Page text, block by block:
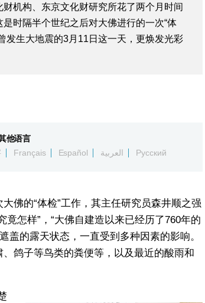
机构、东京文化财研究所花了两个月时间
时隔半个世纪之后对大佛进行的一次“体
发生大地震的3月11日这一天，更焕发光彩
他语言
Français Español العربية Русский
佛的“体检”工作，其主任研究员森井顺之强
怎样”，“大佛自建造以来已经历了760年的
盖的露天状态，一直受到多种因素的影响。
鸽子等鸟类的粪便等，以及最近的酸雨和